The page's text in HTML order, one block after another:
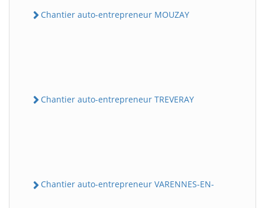
Chantier auto-entrepreneur MOUZAY
Chantier auto-entrepreneur TREVERAY
Chantier auto-entrepreneur VARENNES-EN-